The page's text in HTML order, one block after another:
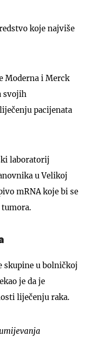
koje najviše
Moderna i Merck
svojih
pacijenata
laboratorij
u Velikoj
mRNA koje bi se
skupine u bolničkoj
je da je
liječenju raka.